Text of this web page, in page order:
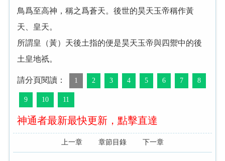
鳥爲至高神，稱之爲蒼天。後世的昊天玉帝稱作黃
天、皇天。
所謂皇（黃）天後土指的便是昊天玉帝與四禦中的後
土皇地祇。
請分頁閱讀： 1 2 3 4 5 6 7 8
9 10 11
神通者最新最快更新，點擊直達
上一章 章節目錄 下一章